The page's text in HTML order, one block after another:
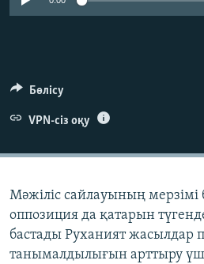
ЖАЗЫЛЫҢЫЗ
Басқа тілдерде
Бөлісу
VPN-сіз оқу
Мәжіліс сайлауының мерзімі
оппозиция да қатарын
бастады Руханият жасылдар
танымалдылығын арттыру